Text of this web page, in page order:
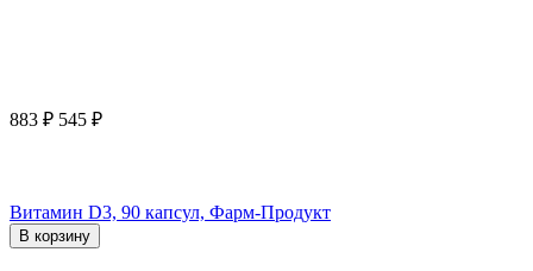
883 ₽ 545 ₽
Витамин D3, 90 капсул, Фарм-Продукт
В корзину